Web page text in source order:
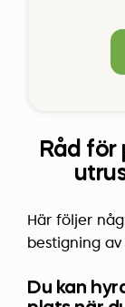
Råd för
Här följer
bestigning
Du kan